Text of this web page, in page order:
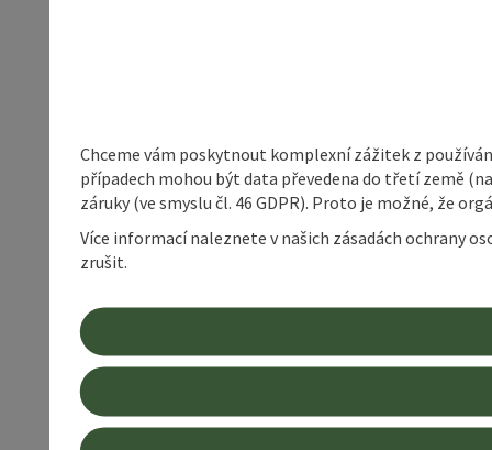
Chceme vám poskytnout komplexní zážitek z
případech mohou být data převedena do třetí země
záruky (ve smyslu čl. 46 GDPR). Proto je možné, že
Více informací naleznete v našich zásadách ochrany
zrušit.